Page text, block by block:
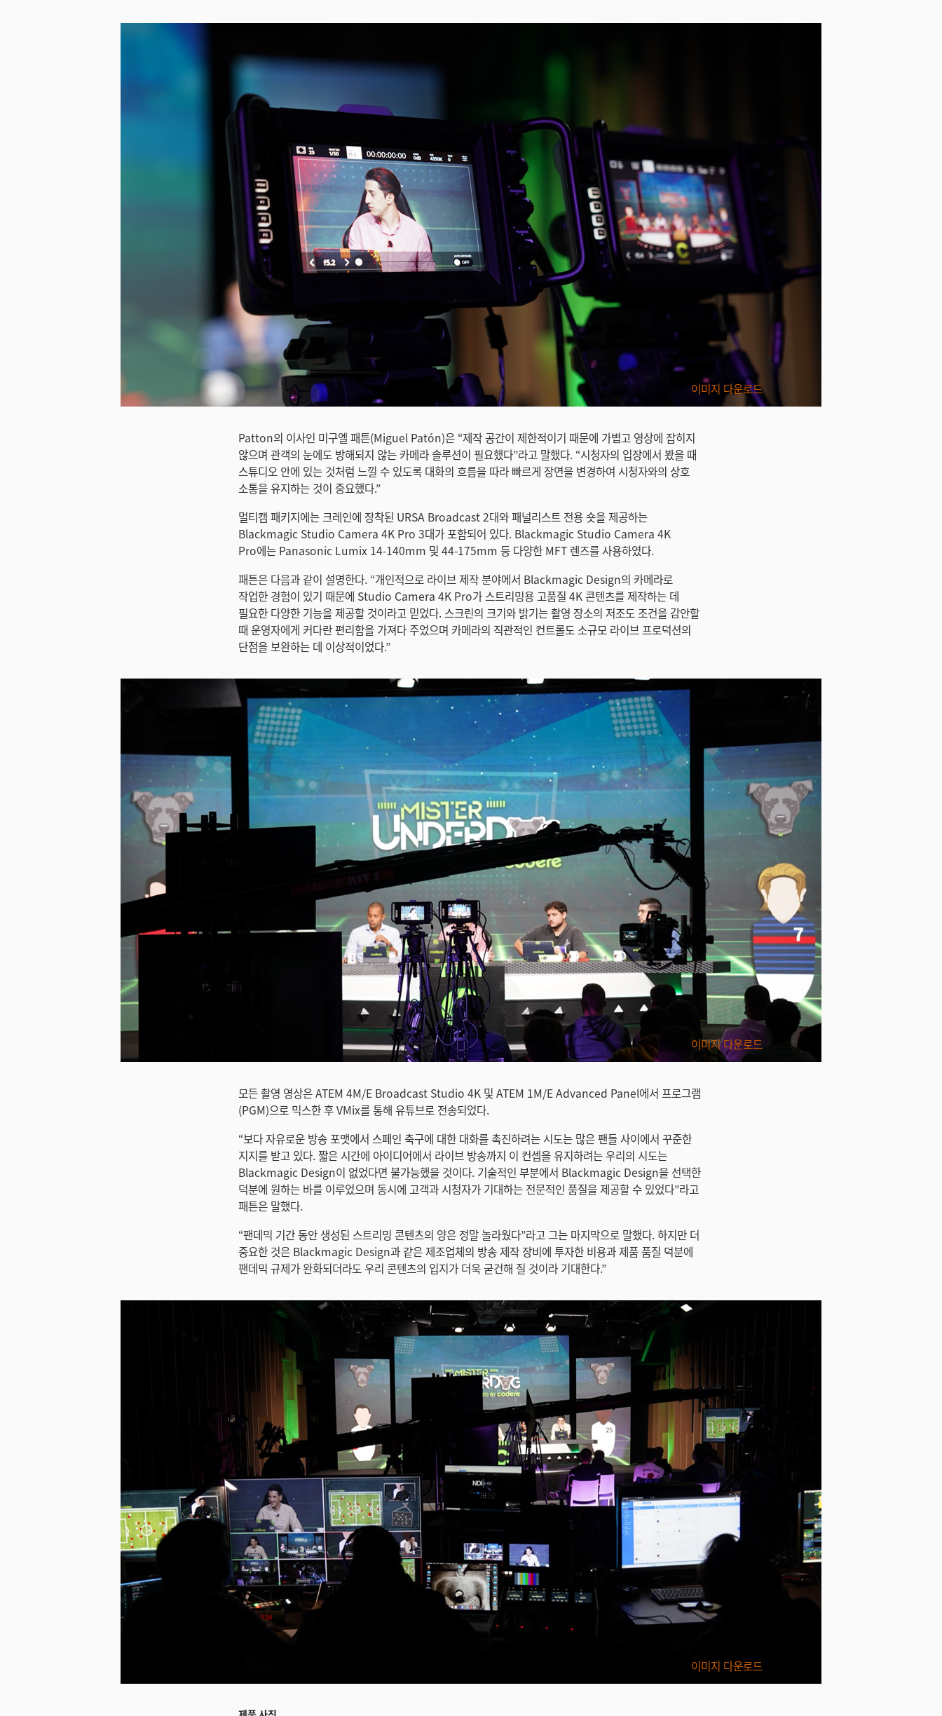
이미지 다운로드
Patton의 이사인 미구엘 패튼(Miguel Patón)은 “제작 공간이 제한적이기 때문에 가볍고 영상에 잡히지
않으며 관객의 눈에도 방해되지 않는 카메라 솔루션이 필요했다”라고 말했다. “시청자의 입장에서 봤을 때
스튜디오 안에 있는 것처럼 느낄 수 있도록 대화의 흐름을 따라 빠르게 장면을 변경하여 시청자와의 상호
소통을 유지하는 것이 중요했다.”
멀티캠 패키지에는 크레인에 장착된 URSA Broadcast 2대와 패널리스트 전용 숏을 제공하는
Blackmagic Studio Camera 4K Pro 3대가 포함되어 있다. Blackmagic Studio Camera 4K
Pro에는 Panasonic Lumix 14-140mm 및 44-175mm 등 다양한 MFT 렌즈를 사용하였다.
패튼은 다음과 같이 설명한다. “개인적으로 라이브 제작 분야에서 Blackmagic Design의 카메라로
작업한 경험이 있기 때문에 Studio Camera 4K Pro가 스트리밍용 고품질 4K 콘텐츠를 제작하는 데
필요한 다양한 기능을 제공할 것이라고 믿었다. 스크린의 크기와 밝기는 촬영 장소의 저조도 조건을 감안할
때 운영자에게 커다란 편리함을 가져다 주었으며 카메라의 직관적인 컨트롤도 소규모 라이브 프로덕션의
단점을 보완하는 데 이상적이었다.”
이미지 다운로드
모든 촬영 영상은 ATEM 4M/E Broadcast Studio 4K 및 ATEM 1M/E Advanced Panel에서 프로그램
(PGM)으로 믹스한 후 VMix를 통해 유튜브로 전송되었다.
“보다 자유로운 방송 포맷에서 스페인 축구에 대한 대화를 촉진하려는 시도는 많은 팬들 사이에서 꾸준한
지지를 받고 있다. 짧은 시간에 아이디어에서 라이브 방송까지 이 컨셉을 유지하려는 우리의 시도는
Blackmagic Design이 없었다면 불가능했을 것이다. 기술적인 부분에서 Blackmagic Design을 선택한
덕분에 원하는 바를 이루었으며 동시에 고객과 시청자가 기대하는 전문적인 품질을 제공할 수 있었다”라고
패튼은 말했다.
“팬데믹 기간 동안 생성된 스트리밍 콘텐츠의 양은 정말 놀라웠다”라고 그는 마지막으로 말했다. 하지만 더
중요한 것은 Blackmagic Design과 같은 제조업체의 방송 제작 장비에 투자한 비용과 제품 품질 덕분에
팬데믹 규제가 완화되더라도 우리 콘텐츠의 입지가 더욱 굳건해 질 것이라 기대한다.”
이미지 다운로드